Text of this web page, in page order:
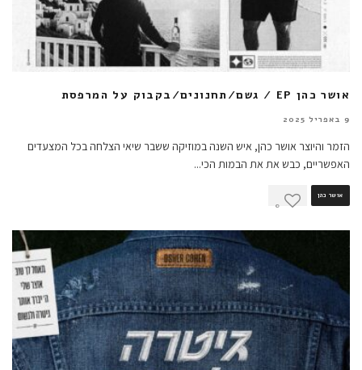
אושר כהן EP / גשם/תחנונים/בקבוק על המרפסת
9 באפריל 2025
הזמר והיוצר אושר כהן, איש השנה במוזיקה ששבר שיאי הצלחה בכל המצעדים
האפשריים, כבש את את הבמות הכי...
אושר כהן
0